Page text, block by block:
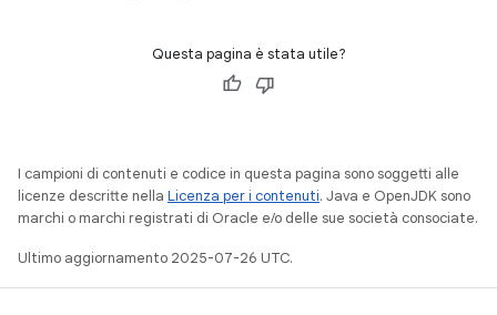
Questa pagina è stata utile?
I campioni di contenuti e codice in questa pagina sono soggetti alle
licenze descritte nella Licenza per i contenuti. Java e OpenJDK sono
marchi o marchi registrati di Oracle e/o delle sue società consociate.
Ultimo aggiornamento 2025-07-26 UTC.